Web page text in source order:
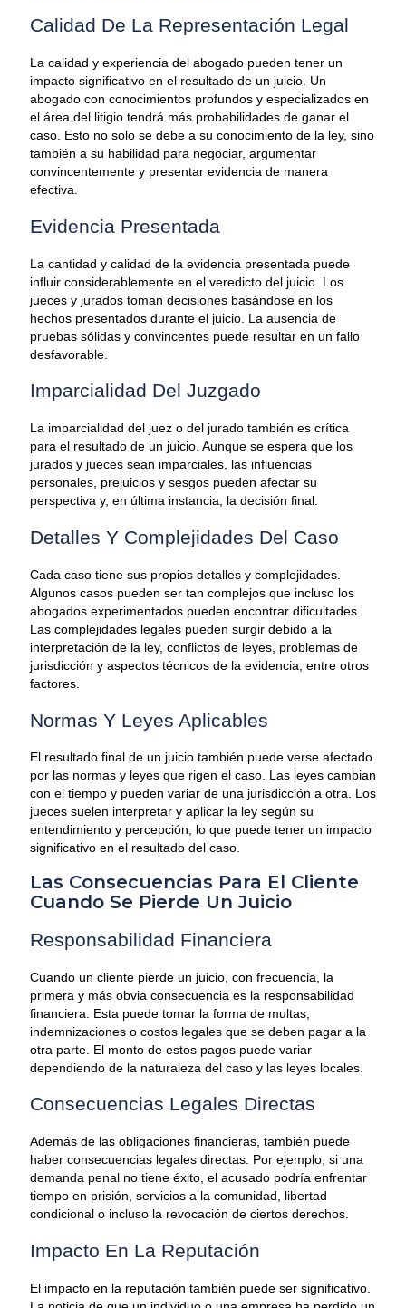
Calidad De La Representación Legal
La calidad y experiencia del abogado pueden tener un
impacto significativo en el resultado de un juicio. Un
abogado con conocimientos profundos y especializados en
el área del litigio tendrá más probabilidades de ganar el
caso. Esto no solo se debe a su conocimiento de la ley, sino
también a su habilidad para negociar, argumentar
convincentemente y presentar evidencia de manera
efectiva.
Evidencia Presentada
La cantidad y calidad de la evidencia presentada puede
influir considerablemente en el veredicto del juicio. Los
jueces y jurados toman decisiones basándose en los
hechos presentados durante el juicio. La ausencia de
pruebas sólidas y convincentes puede resultar en un fallo
desfavorable.
Imparcialidad Del Juzgado
La imparcialidad del juez o del jurado también es crítica
para el resultado de un juicio. Aunque se espera que los
jurados y jueces sean imparciales, las influencias
personales, prejuicios y sesgos pueden afectar su
perspectiva y, en última instancia, la decisión final.
Detalles Y Complejidades Del Caso
Cada caso tiene sus propios detalles y complejidades.
Algunos casos pueden ser tan complejos que incluso los
abogados experimentados pueden encontrar dificultades.
Las complejidades legales pueden surgir debido a la
interpretación de la ley, conflictos de leyes, problemas de
jurisdicción y aspectos técnicos de la evidencia, entre otros
factores.
Normas Y Leyes Aplicables
El resultado final de un juicio también puede verse afectado
por las normas y leyes que rigen el caso. Las leyes cambian
con el tiempo y pueden variar de una jurisdicción a otra. Los
jueces suelen interpretar y aplicar la ley según su
entendimiento y percepción, lo que puede tener un impacto
significativo en el resultado del caso.
Las Consecuencias Para El Cliente
Cuando Se Pierde Un Juicio
Responsabilidad Financiera
Cuando un cliente pierde un juicio, con frecuencia, la
primera y más obvia consecuencia es la responsabilidad
financiera. Esta puede tomar la forma de multas,
indemnizaciones o costos legales que se deben pagar a la
otra parte. El monto de estos pagos puede variar
dependiendo de la naturaleza del caso y las leyes locales.
Consecuencias Legales Directas
Además de las obligaciones financieras, también puede
haber consecuencias legales directas. Por ejemplo, si una
demanda penal no tiene éxito, el acusado podría enfrentar
tiempo en prisión, servicios a la comunidad, libertad
condicional o incluso la revocación de ciertos derechos.
Impacto En La Reputación
El impacto en la reputación también puede ser significativo.